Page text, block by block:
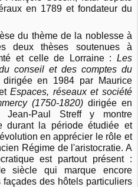
en 1789 et fondateur du
du thème de la noblesse à
deux thèses soutenues à
et celle de Lorraine : Les
conseil et des comptes du
en 1984 par Maurice
etEspaces, réseaux et société
(1750-1820)dirigée en
Paul Streff y montre
durant la période étudiée et
en apprécier le rôle et
Régime de l'aristocratie. A
est partout présent :
siècle qui marque encore
des hôtels particuliers